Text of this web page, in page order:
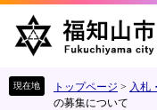
トップページ > 入札
の募集について